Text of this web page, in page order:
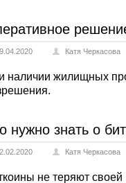
Катя Черкасова
наличии жилищных
нужно знать о
Катя Черкасова
не теряют своей